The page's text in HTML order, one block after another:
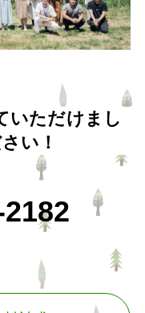
いただけまし
い！